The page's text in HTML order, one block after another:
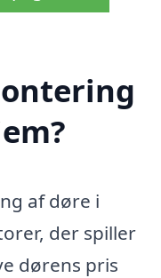
af døre i
der spiller
dørens pris